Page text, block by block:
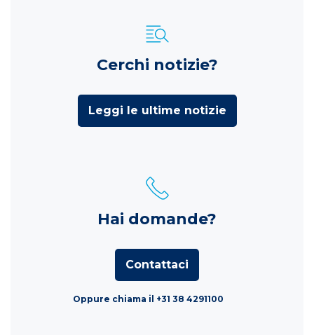
Cerchi notizie?
Leggi le ultime notizie
Hai domande?
Contattaci
Oppure chiama il +31 38 4291100